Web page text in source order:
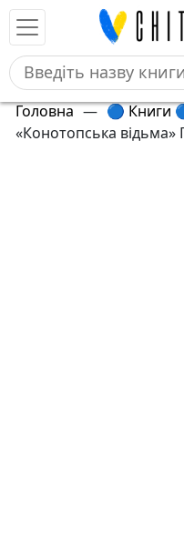
Головна — 🔵 Книги
«Конотопська відьма»